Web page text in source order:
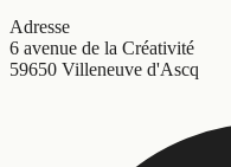
Adresse
6 avenue de la Créativité
59650 Villeneuve d'Ascq